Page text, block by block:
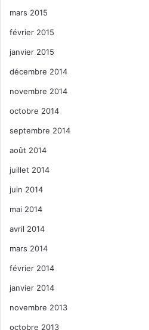
mars 2015
février 2015
janvier 2015
décembre 2014
novembre 2014
octobre 2014
septembre 2014
août 2014
juillet 2014
juin 2014
mai 2014
avril 2014
mars 2014
février 2014
janvier 2014
novembre 2013
octobre 2013